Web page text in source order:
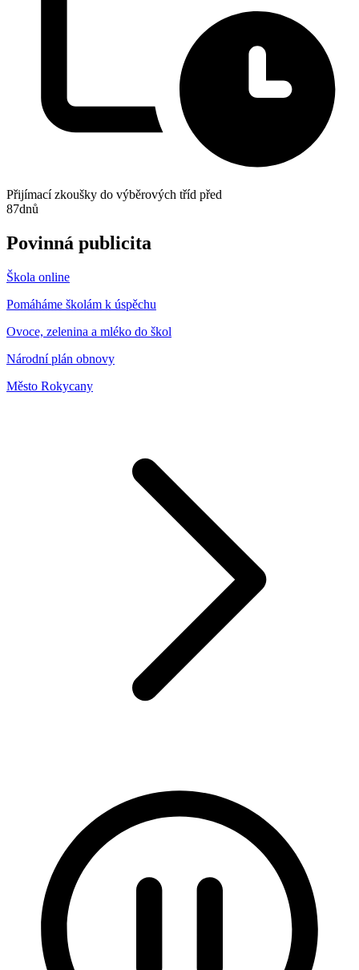
Přijímací zkoušky do výběrových tříd před
87dnů
Povinná publicita
Škola online
Pomáháme školám k úspěchu
Ovoce, zelenina a mléko do škol
Národní plán obnovy
Město Rokycany